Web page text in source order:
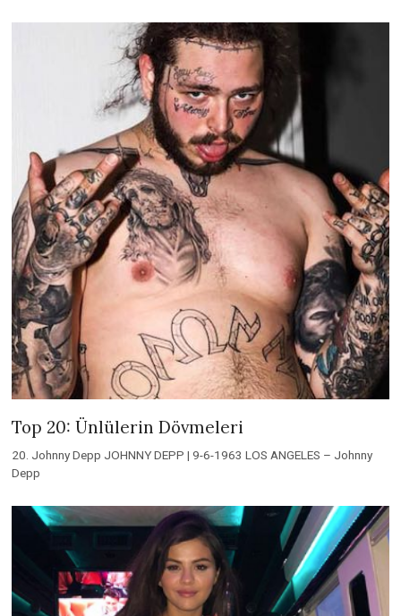
Top 20: Ünlülerin Dövmeleri
20. Johnny Depp JOHNNY DEPP | 9-6-1963 LOS ANGELES – Johnny
Depp